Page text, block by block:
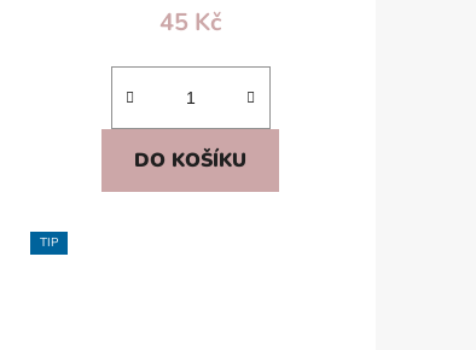
45 Kč
DO KOŠÍKU
TIP